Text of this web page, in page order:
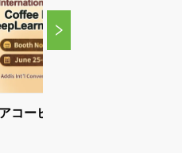
WESORTは南アフリカ